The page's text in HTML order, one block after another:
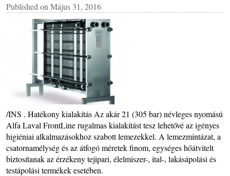
Published on Május 31, 2016
/INS . Hatékony kialakítás Az akár 21 (305 bar) névleges nyomású
Alfa Laval FrontLine rugalmas kialakítást tesz lehetővé az igényes
higiéniai alkalmazásokhoz szabott lemezekkel. A lemezmintázat, a
csatornamélység és az átfogó méretek finom, egységes hőátvitelt
biztosítanak az érzékeny tejipari, élelmiszer-, ital-, lakásápolási és
testápolási termékek esetében.